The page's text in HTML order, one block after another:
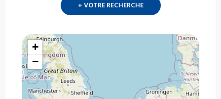
+ VOTRE RECHERCHE
+
−